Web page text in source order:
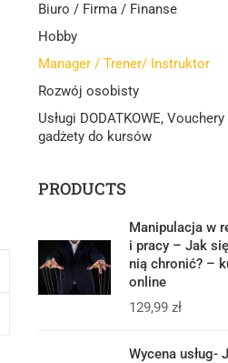
Biuro / Firma / Finanse
Hobby
Manager / Trener/ Instruktor
Rozwój osobisty
Usługi DODATKOWE, Vouchery
gadżety do kursów
PRODUCTS
Manipulacja w
i pracy – Jak
nią chronić? –
online
129,99 zł
Wycena usług-